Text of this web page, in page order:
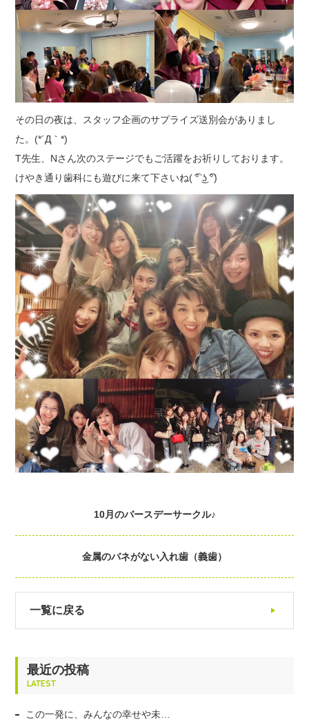
その日の夜は、スタッフ企画のサプライズ送別会がありまし
た。(*´Д｀*)
T先生、Nさん次のステージでもご活躍をお祈りしております。
けやき通り歯科にも遊びに来て下さいね( ͡° ͜ʖ ͡°)
10月のバースデーサークル♪
金属のバネがない入れ歯（義歯）
一覧に戻る
最近の投稿
LATEST
この一発に、みんなの幸せや未…